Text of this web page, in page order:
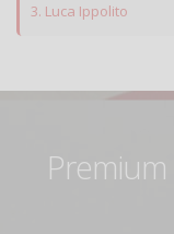
3. Luca Ippolito
Premium